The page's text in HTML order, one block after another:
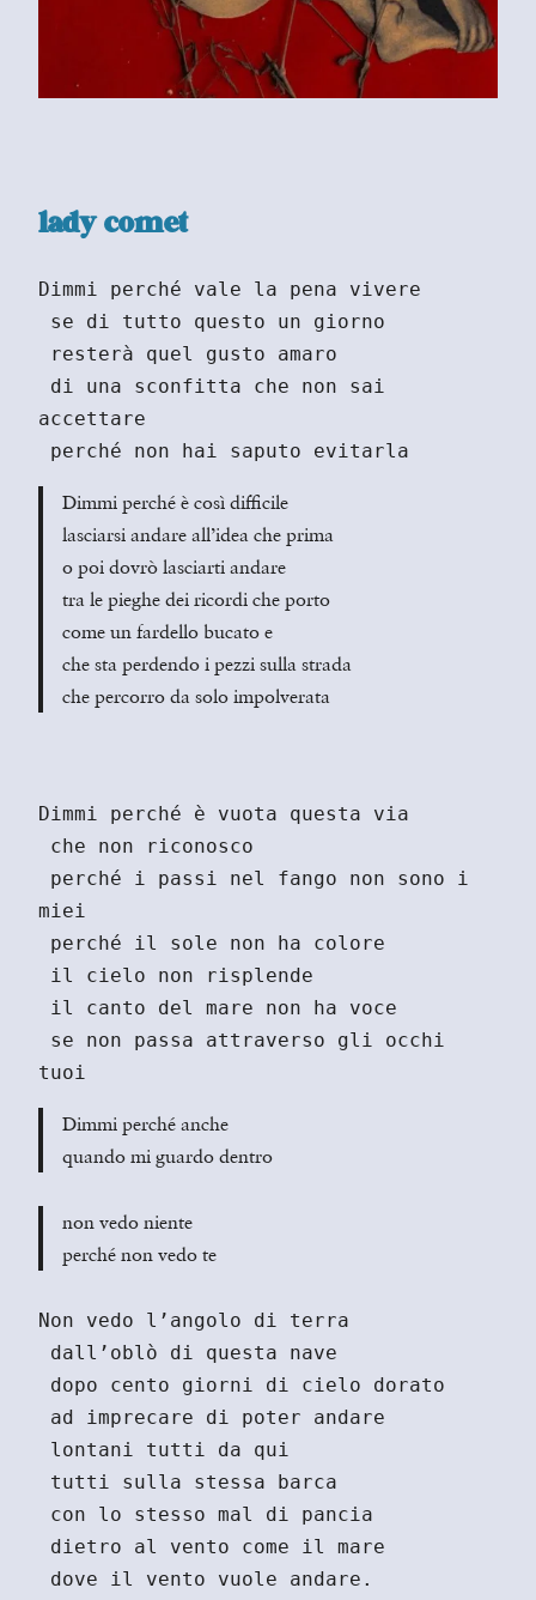
lady comet
Dimmi perché vale la pena vivere
se di tutto questo un giorno
resterà quel gusto amaro
accettare
perché non hai saputo evitarla
Dimmi perché è così difficile
lasciarsi andare all’idea che prima
o poi dovrò lasciarti andare
tra le pieghe dei ricordi che porto
come un fardello bucato e
che sta perdendo i pezzi sulla strada
che percorro da solo impolverata
Dimmi perché è vuota questa via
che non riconosco
miei
perché il sole non ha colore
il cielo non risplende
il canto del mare non ha voce
tuoi
Dimmi perché anche
quando mi guardo dentro
non vedo niente
perché non vedo te
Non vedo l’angolo di terra
dall’oblò di questa nave
dopo cento giorni di cielo dorato
ad imprecare di poter andare
lontani tutti da qui
tutti sulla stessa barca
con lo stesso mal di pancia
dietro al vento come il mare
dove il vento vuole andare.